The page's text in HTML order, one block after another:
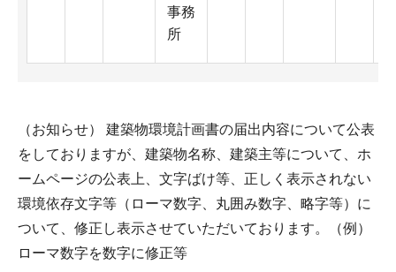
事務
所
（お知らせ） 建築物環境計画書の届出内容について公表
をしておりますが、建築物名称、建築主等について、ホ
ームページの公表上、文字ばけ等、正しく表示されない
環境依存文字等（ローマ数字、丸囲み数字、略字等）に
ついて、修正し表示させていただいております。（例）
ローマ数字を数字に修正等